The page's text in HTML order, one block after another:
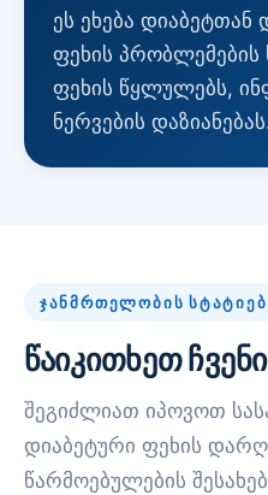
ეს ეხება დიაბეტთან
ფეხის პრობლემების
ფეხის წყლულებს,
ნერვების
ᲯᲐᲜᲛᲠᲗᲔᲚᲝᲑᲘᲡ
წაიკითხეთ
შეგიძლიათ იპოვოთ
დიაბეტური ფეხის
წარმოებულების